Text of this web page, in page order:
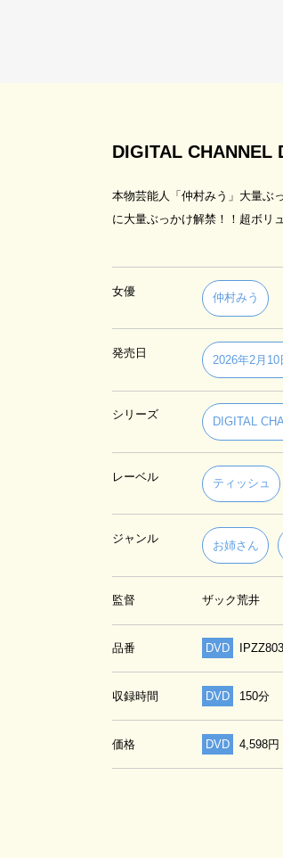
DIGITAL
本物芸能人「仲村みう」大量ぶ
に大量ぶっかけ解禁！！超ボリ
女優
仲村みう
発売日
2026年2月10
シリーズ
DIGITAL
レーベル
ティッシュ
ジャンル
お姉さん
監督 ザック荒井
品番 DVD IPZZ803
収録時間 DVD 150分
価格 DVD 4,598円